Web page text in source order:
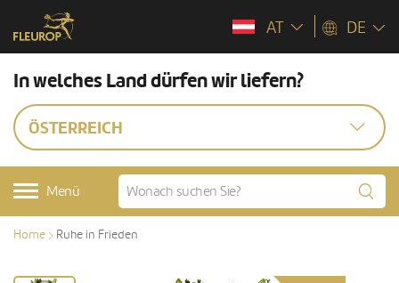
AT DE
In welches Land dürfen wir liefern?
ÖSTERREICH
Menü
Home Ruhe in Frieden